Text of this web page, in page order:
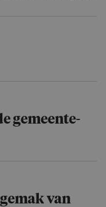
gemeente­
van